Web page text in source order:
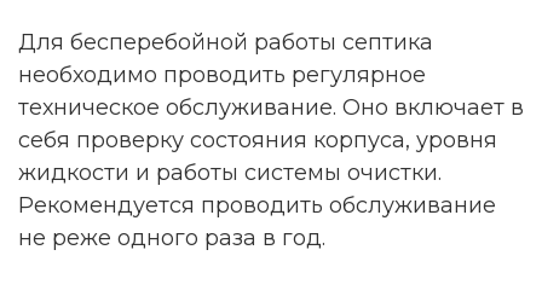
Для бесперебойной работы септика
необходимо проводить регулярное
техническое обслуживание. Оно включает в
себя проверку состояния корпуса, уровня
жидкости и работы системы очистки.
Рекомендуется проводить обслуживание
не реже одного раза в год.